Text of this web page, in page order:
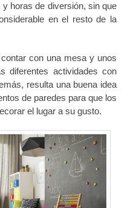
horas de diversión, sin que
en el resto de la
con una mesa y unos
diferentes actividades con
resulta una buena idea
de paredes para que los
el lugar a su gusto.